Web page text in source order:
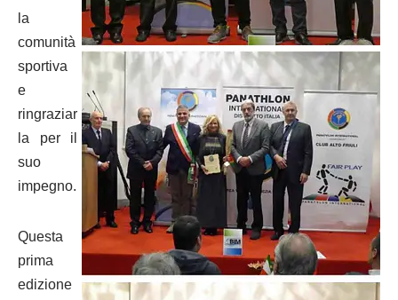
la
comunità
sportiva
e
ringraziar
la per il
suo
impegno.
Questa
prima
edizione